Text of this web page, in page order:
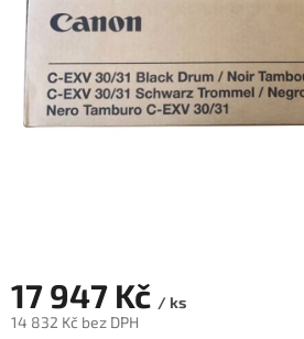
17 947 Kč / ks
14 832 Kč bez DPH